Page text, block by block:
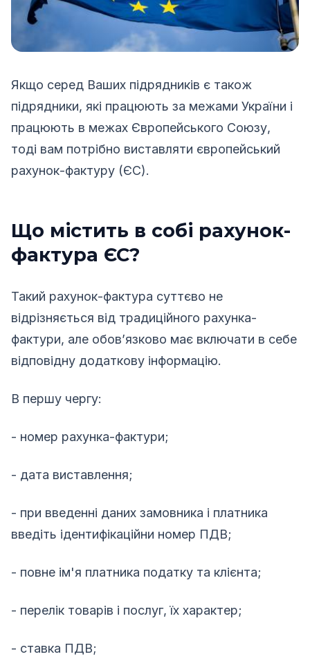
Якщо серед Ваших підрядників є також
підрядники, які працюють за межами України і
працюють в межах Європейського Союзу,
тоді вам потрібно виставляти європейський
рахунок-фактуру (ЄС).
Що містить в собі рахунок-
фактура ЄС?
Такий рахунок-фактура суттєво не
відрізняється від традиційного рахунка-
фактури, але обов’язково має включати в себе
відповідну додаткову інформацію.
В першу чергу:
- номер рахунка-фактури;
- дата виставлення;
- при введенні даних замовника і платника
введіть ідентифікаційни номер ПДВ;
- повне ім'я платника податку та клієнта;
- перелік товарів і послуг, їх характер;
- ставка ПДВ;